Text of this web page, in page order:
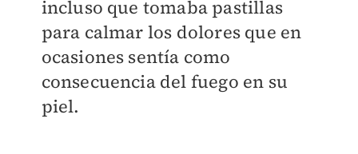
incluso que tomaba pastillas
para calmar los dolores que en
ocasiones sentía como
consecuencia del fuego en su
piel.